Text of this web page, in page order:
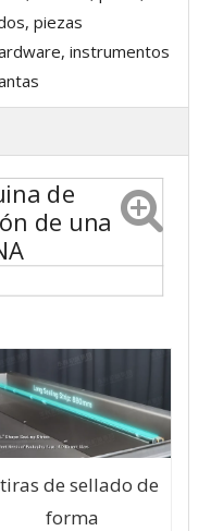
piezas
instrumentos
de
de una
de sellado de
forma